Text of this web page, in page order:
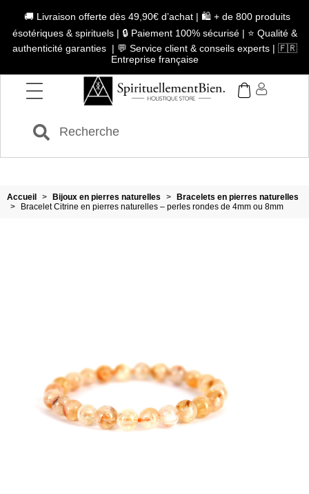
🚚 Livraison offerte dès 49,90€ d’achat | 🛍️ + de 800 produits
ésotériques & spirituels | 🔒 Paiement 100% sécurisé | ⭐ Qualité &
authenticité garanties | 💬 Service client & conseils experts | 🇫🇷
Entreprise française
Accueil > Bijoux en pierres naturelles >
Bracelets en pierres naturelles
>
Bracelet Citrine en pierres naturelles – perles rondes de 4mm ou 8mm